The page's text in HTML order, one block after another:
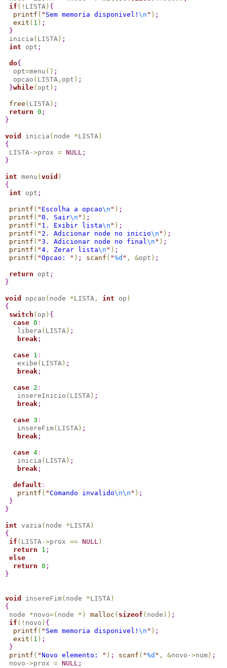
if ( ! LISTA ) {
printf ( " Sem memoria disponivel! \n " ) ;
exit ( 1 ) ;
}
inicia ( LISTA ) ;
int opt ;
do{
  opt
=menu ( ) ;
  opcao
( LISTA , opt ) ;
}while( opt ) ;
free ( LISTA ) ;
return 0 ;
}
void inicia ( node *LISTA )
{
LISTA->prox = NULL ;
}
int menu ( void )
{
int opt ;
printf ( " Escolha a opcao\n " ) ;
printf ( "0. Sair\n " ) ;
printf ( " 1. Exibir lista\n " ) ;
printf ( " 2. Adicionar node no inicio\n " ) ;
printf ( "3. Adicionar node no final\n " ) ;
printf ( "4. Zerar lista\n " ) ;
printf ( "Opcao: " ) ; scanf ( "%d " , &opt ) ;
return opt ;
}
void opcao ( node *LISTA , int op )
{
switch ( op ) {
case 0 :
   libera
( LISTA ) ;
break ;
case 1 :
   exibe
( LISTA ) ;
break ;
case 2 :
   insereInicio
( LISTA ) ;
break ;
case 3 :
   insereFim
( LISTA ) ;
break ;
case 4 :
   inicia
( LISTA ) ;
break ;
default :
printf ( "Comando invalido\n\n " ) ;
}
}
int vazia ( node *LISTA )
{
if ( LISTA->prox == NULL )
return
1 ;
else
return 0 ;
}
void insereFim( node *LISTA )
{
node *novo=( node * ) malloc ( sizeof ( node ) ) ;
if ( ! novo ) {
printf ( " Sem memoria disponivel! \n " ) ;
exit ( 1 ) ;
}
printf ( "Novo elemento: " ) ; scanf ( "%d " , &novo ->num ) ;
novo ->prox = NULL ;